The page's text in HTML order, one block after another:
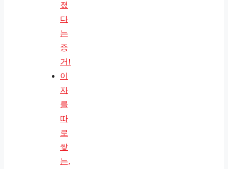
졌
다
는
증
거!
이
자
를
따
로
쌓
는,